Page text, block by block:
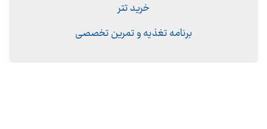
خرید تتر
برنامه تغذیه و تمرین تخصصی